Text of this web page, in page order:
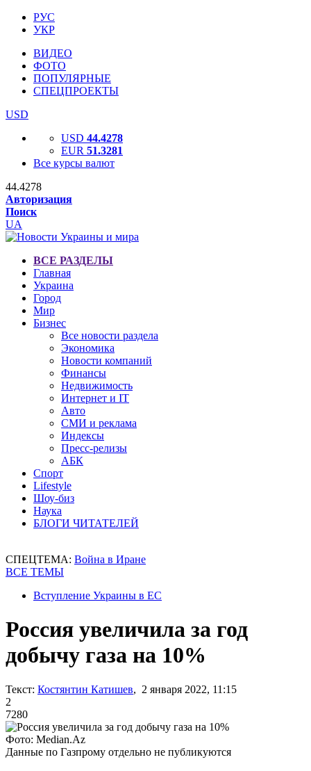
РУС
УКР
ВИДЕО
ФОТО
ПОПУЛЯРНЫЕ
СПЕЦПРОЕКТЫ
USD
USD 44.4278
EUR 51.3281
Все курсы валют
44.4278
Авторизация
Поиск
UA
ВСЕ РАЗДЕЛЫ
Главная
Украина
Город
Мир
Бизнес
Все новости раздела
Экономика
Новости компаний
Финансы
Недвижимость
Интернет и IT
Авто
СМИ и реклама
Индексы
Пресс-релизы
АБК
Спорт
Lifestyle
Шоу-биз
Наука
БЛОГИ ЧИТАТЕЛЕЙ
СПЕЦТЕМА: Война в Иране
ВСЕ ТЕМЫ
Вступление Украины в ЕС
Россия увеличила за год
добычу газа на 10%
Текст: Костянтин Катишев, 2 января 2022, 11:15
2
7280
Фото: Median.Az
Данные по Газпрому отдельно не публикуются